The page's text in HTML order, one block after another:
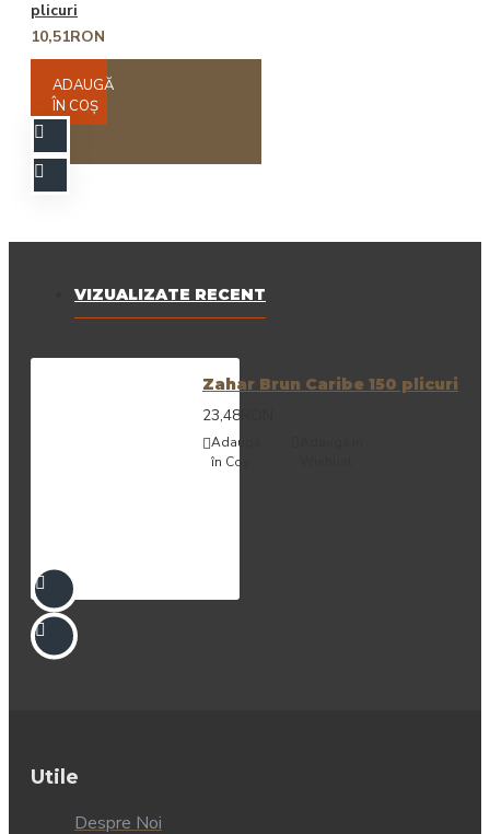
plicuri
10,51RON
ADAUGĂ
ÎN COŞ
VIZUALIZATE RECENT
Zahar Brun Caribe 150 plicuri
23,48RON
Adaugă
în Coş
Utile
Despre Noi